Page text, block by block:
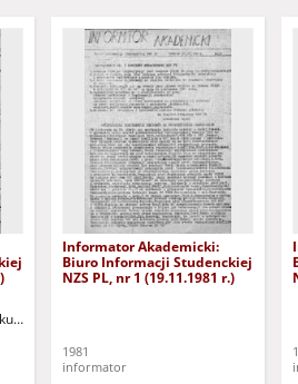
Marek - oprac.
Informator Akademicki:
Biuro Informacji Studenckiej
NZS PL, nr 1 (19.11.1981 r.)
1981
informator